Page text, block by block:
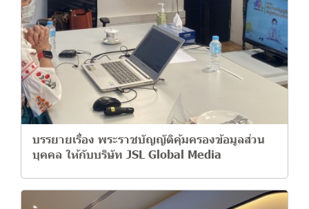
บรรยายเรื่อง พระราชบัญญัติคุ้มครองข้อมูลส่วน
บุคคล ให้กับบริษัท JSL Global Media